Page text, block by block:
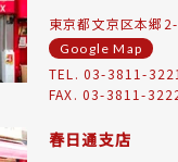
東京都文京区本郷
Google Map
TEL. 03-3811-3221
FAX. 03-3811-
春日通支店